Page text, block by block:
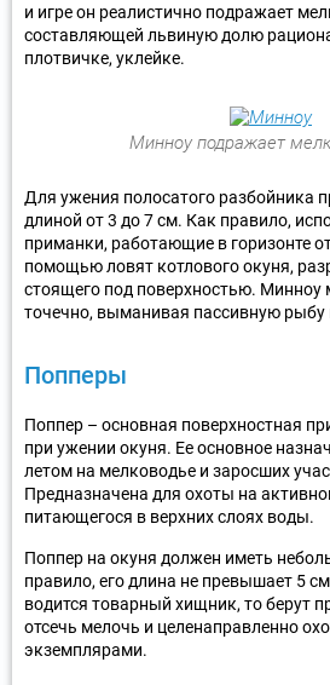
и игре он реалистично подражает
составляющей львиную долю
плотвичке, уклейке.
Минноу подражает
Для ужения полосатого разбойника
длиной от 3 до 7 см. Как правило,
приманки, работающие в горизонте
помощью ловят котлового окуня,
стоящего под поверхностью.
точечно, выманивая пассивную рыбу
Попперы
Поппер – основная поверхностная
при ужении окуня. Ее основное
летом на мелководье и заросших
Предназначена для охоты на
питающегося в верхних слоях воды.
Поппер на окуня должен иметь
правило, его длина не превышает 5
водится товарный хищник, то берут
отсечь мелочь и целенаправленно
экземплярами.